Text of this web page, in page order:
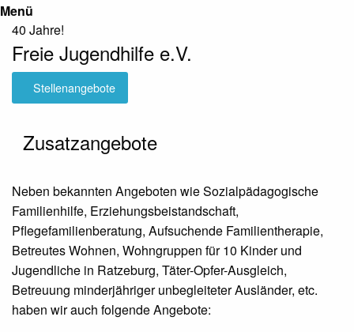
Menü
40 Jahre!
Freie Jugendhilfe e.V.
Stellenangebote
Zusatzangebote
Neben bekannten Angeboten wie Sozialpädagogische
Familienhilfe, Erziehungsbeistandschaft,
Pflegefamilienberatung, Aufsuchende Familientherapie,
Betreutes Wohnen, Wohngruppen für 10 Kinder und
Jugendliche in Ratzeburg, Täter-Opfer-Ausgleich,
Betreuung minderjähriger unbegleiteter Ausländer, etc.
haben wir auch folgende Angebote: